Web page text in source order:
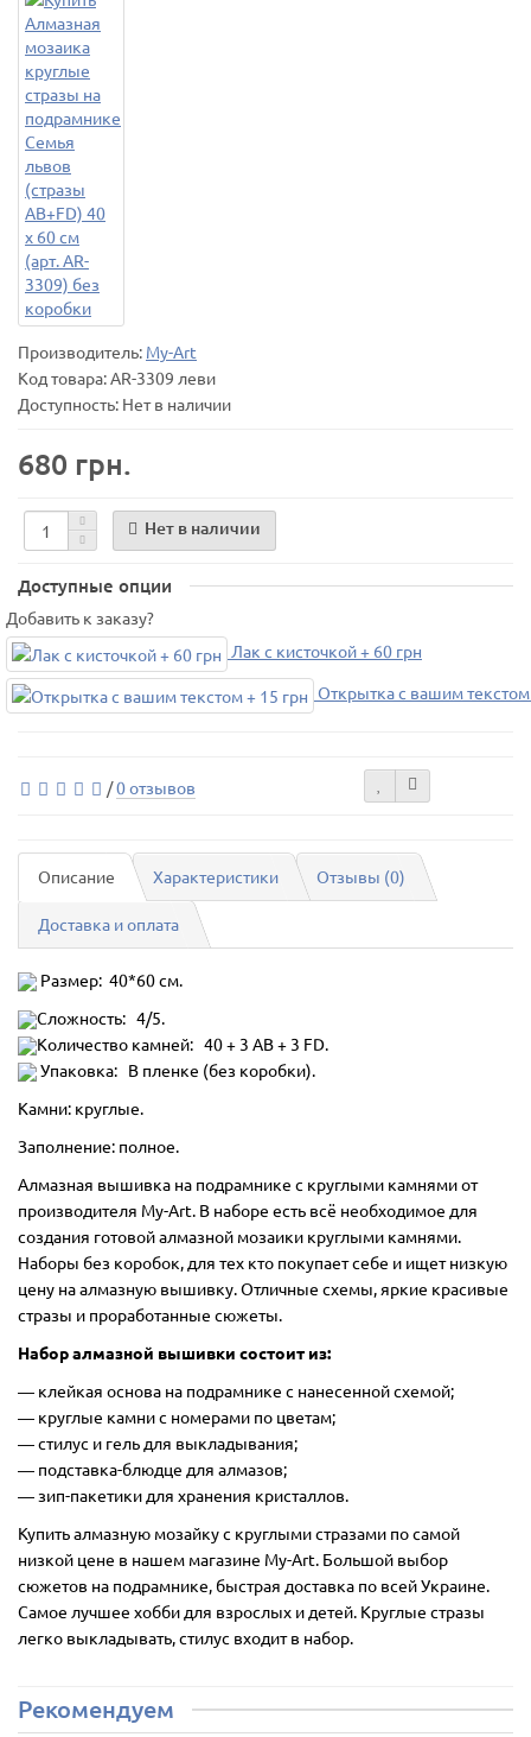
Производитель: My-Art
Код товара:AR-3309 леви
Доступность: Нет в наличии
680 грн.
Нет в наличии
Доступные опции
Добавить к заказу?
Лак с кисточкой + 60 грн
Открытка с вашим текстом
/0 отзывов
Описание Характеристики Отзывы (0)
Доставка и оплата
Размер: 40*60 см.
Сложность: 4/5.
Количество камней: 40 + 3 AB + 3 FD.
Упаковка: В пленке (без коробки).
Камни: круглые.
Заполнение: полное.
Алмазная вышивка на подрамнике с круглыми камнями от
производителя My-Art. В наборе есть всё необходимое для
создания готовой алмазной мозаики круглыми камнями.
Наборы без коробок, для тех кто покупает себе и ищет низкую
цену на алмазную вышивку. Отличные схемы, яркие красивые
стразы и проработанные сюжеты.
Набор алмазной вышивки состоит из:
― клейкая основа на подрамнике с нанесенной схемой;
― круглые камни с номерами по цветам;
― стилус и гель для выкладывания;
― подставка-блюдце для алмазов;
― зип-пакетики для хранения кристаллов.
Купить алмазную мозайку с круглыми стразами по самой
низкой цене в нашем магазине My-Art. Большой выбор
сюжетов на подрамнике, быстрая доставка по всей Украине.
Самое лучшее хобби для взрослых и детей. Круглые стразы
легко выкладывать, стилус входит в набор.
Рекомендуем